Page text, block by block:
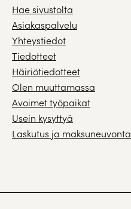
Hae sivustolta
Asiakaspalvelu
Yhteystiedot
Tiedotteet
Häiriötiedotteet
Olen muuttamassa
Avoimet työpaikat
Usein kysyttyä
Laskutus ja maksuneuvonta